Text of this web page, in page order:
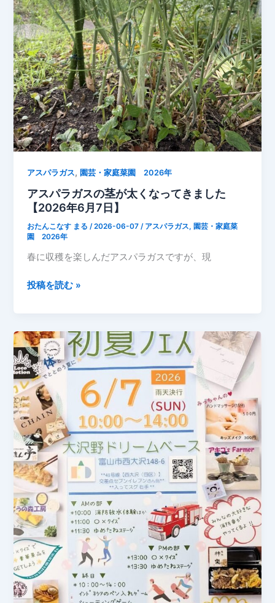
アスパラガス,園芸・家庭菜園 2026年
アスパラガスの茎が太くなってきました
【2026年6月7日】
おたんこなす まる/2026-06-07/ アスパラガス, 園芸・家庭菜
園 2026年
春に収穫を楽しんだアスパラガスですが、現
ア
ラ
ガ
ス
の
茎
が
太
く
な
っ
て
き
ま
し
た
【2026
年
6
月
投稿を読む »